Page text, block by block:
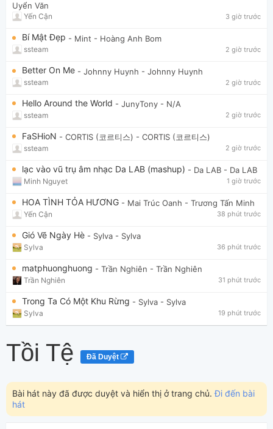
Uyển Văn
Yến Cận 3 giờ trước
Bí Mật Đẹp - Mint - Hoàng Anh Bom
ssteam 2 giờ trước
Better On Me - Johnny Huynh - Johnny Huynh
ssteam 2 giờ trước
Hello Around the World - JunyTony - N/A
ssteam 2 giờ trước
FaSHioN - CORTIS (코르티스) - CORTIS (코르티스)
ssteam 2 giờ trước
lạc vào vũ trụ âm nhạc Da LAB (mashup) - Da LAB - Da LAB
Minh Nguyet 1 giờ trước
HOA TÌNH TỎA HƯƠNG - Mai Trúc Oanh - Trương Tấn Minh
Yến Cận 38 phút trước
Gió Vẽ Ngày Hè - Sylva - Sylva
Sylva 36 phút trước
matphuonghuong - Trần Nghiên - Trần Nghiên
Trần Nghiên 31 phút trước
Trong Ta Có Một Khu Rừng - Sylva - Sylva
Sylva 19 phút trước
Tồi Tệ Đã Duyệt
Bài hát này đã được duyệt và hiển thị ở trang chủ.Đi đến bài
hát